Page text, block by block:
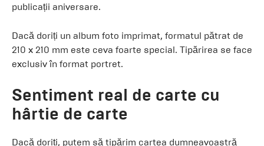
publicații aniversare.
Dacă doriți un album foto imprimat, formatul pătrat de
210 x 210 mm este ceva foarte special. Tipărirea se face
exclusiv în format portret.
Sentiment real de carte cu
hârtie de carte
Dacă doriți, putem să tipărim cartea dumneavoastră